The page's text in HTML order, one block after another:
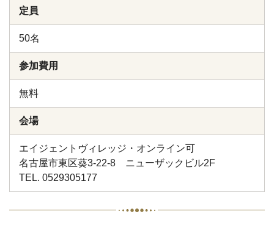
定員
50名
参加費用
無料
会場
エイジェントヴィレッジ・オンライン可
名古屋市東区葵3-22-8 ニューザックビル2F
TEL. 0529305177